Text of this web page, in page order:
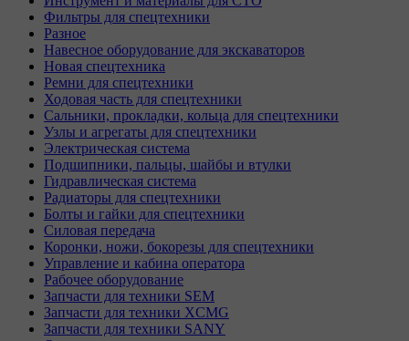
Фильтры для спецтехники
Разное
Навесное оборудование для экскаваторов
Новая спецтехника
Ремни для спецтехники
Ходовая часть для спецтехники
Сальники, прокладки, кольца для спецтехники
Узлы и агрегаты для спецтехники
Электрическая система
Подшипники, пальцы, шайбы и втулки
Гидравлическая система
Радиаторы для спецтехники
Болты и гайки для спецтехники
Силовая передача
Коронки, ножи, бокорезы для спецтехники
Управление и кабина оператора
Рабочее оборудование
Запчасти для техники SEM
Запчасти для техники XCMG
Запчасти для техники SANY